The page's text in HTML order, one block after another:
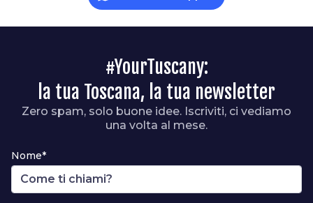
#YourTuscany:
la tua Toscana, la tua newsletter
Zero spam, solo buone idee. Iscriviti, ci vediamo
una volta al mese.
Nome*